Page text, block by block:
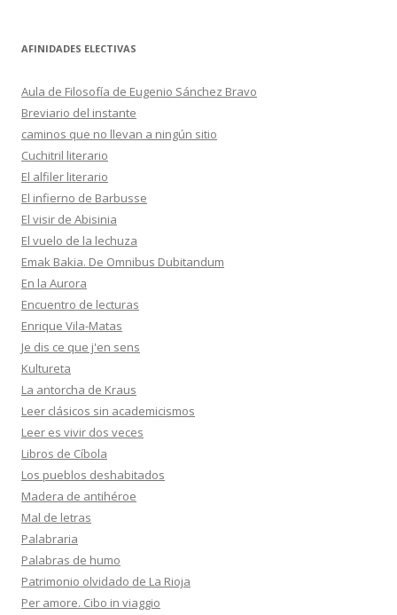
AFINIDADES ELECTIVAS
Aula de Filosofía de Eugenio Sánchez Bravo
Breviario del instante
caminos que no llevan a ningún sitio
Cuchitril literario
El alfiler literario
El infierno de Barbusse
El visir de Abisinia
El vuelo de la lechuza
Emak Bakia. De Omnibus Dubitandum
En la Aurora
Encuentro de lecturas
Enrique Vila-Matas
Je dis ce que j'en sens
Kultureta
La antorcha de Kraus
Leer clásicos sin academicismos
Leer es vivir dos veces
Libros de Cíbola
Los pueblos deshabitados
Madera de antihéroe
Mal de letras
Palabraria
Palabras de humo
Patrimonio olvidado de La Rioja
Per amore. Cibo in viaggio